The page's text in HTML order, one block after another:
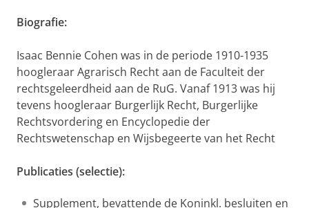
Biografie:
Isaac Bennie Cohen was in de periode 1910-1935
hoogleraar Agrarisch Recht aan de Faculteit der
rechtsgeleerdheid aan de RuG. Vanaf 1913 was hij
tevens hoogleraar Burgerlijk Recht, Burgerlijke
Rechtsvordering en Encyclopedie der
Rechtswetenschap en Wijsbegeerte van het Recht
Publicaties (selectie):
Supplement, bevattende de Koninkl. besluiten en